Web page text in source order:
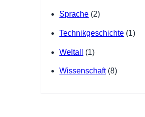
Sprache (2)
Technikgeschichte (1)
Weltall (1)
Wissenschaft(8)